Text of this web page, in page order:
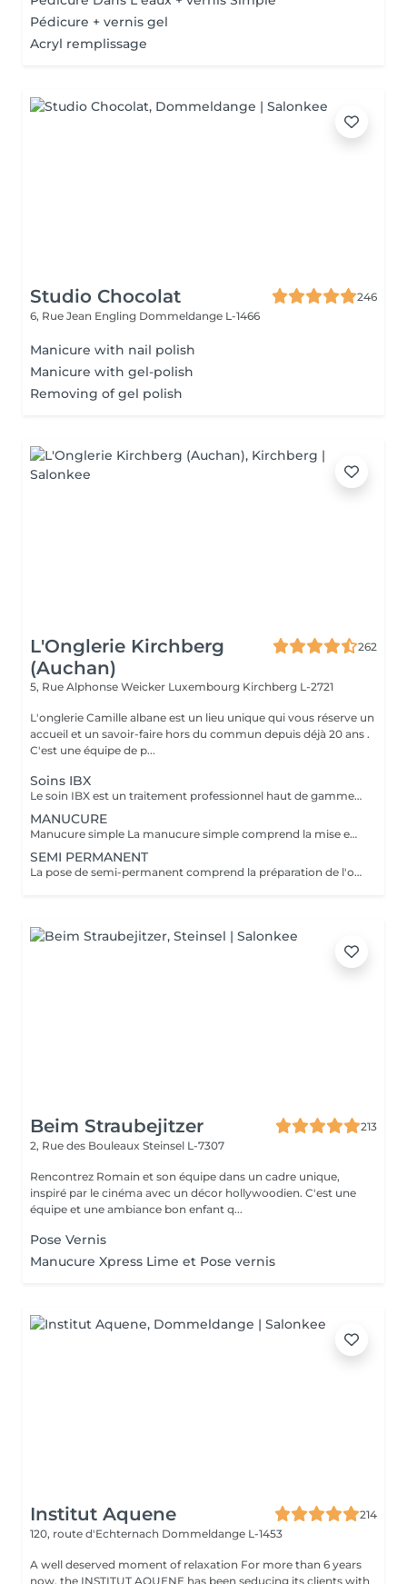
Pédicure + vernis gel
Acryl remplissage
Studio Chocolat
246
6, Rue Jean Engling Dommeldange L-1466
Manicure with nail polish
Manicure with gel-polish
Removing of gel polish
L'Onglerie Kirchberg
(Auchan)
262
5, Rue Alphonse Weicker Luxembourg Kirchberg L-2721
L'onglerie Camille albane est un lieu unique qui vous réserve un
accueil et un savoir-faire hors du commun depuis déjà 20 ans .
C'est une équipe de p...
Soins IBX
Le soin IBX est un traitement professionnel haut de gamme qui répare et renforce les ongles naturels de l'intérieur. Sa technologie innovante pénètre au cur de l'ongle pour restaurer sa structure, limiter la casse et sublimer durablement l'ongle naturel. Idéal pour les ongles fragilisés,il s'intègre parfaitement a une pose de vernis pour une tenue optimale et des ongles visiblement plus forts.
MANUCURE
Manucure simple La manucure simple comprend la mise en forme des ongles, le soin de cuticules et l'application d'une base de soin enrichie en calcium. Idéale si vous souhaitez des ongles propres, nets et renforcés avec une finition naturelle ,sans couleur. Manucure avec vernis La manucure avec vernis comprend la mise en forme des ongles, le soin des cuticules et l'application d'un vernis classique de la couleur de votre choix. Parfaite si vous souhaitez une finition soignée et colorée tout en gardant un rendu naturel. Manucure japonaise La manucure japonaise comprend la mise en forme des ongles, le soin des cuticules et l'application d'une patte enrichie en kératine, cire d'abeille et minéraux, poli directement sur l'ongle. Elle nourrit, renforce et apporte une brillance naturelle durable, idéal pour les ongles fragiles, mots ou abîmer.
SEMI PERMANENT
La pose de semi-permanent comprend la préparation de l'ongle, la mise en forme, le soin des cuticules et l'application de la couleur choisie. Grâce à sa tenue longue durée, le semi-permanent offre une brillance parfaite et une tenue de 2 à 3 semaines, sans ecaillement, pour des ongles impeccables au quotidien.
Beim Straubejitzer
213
2, Rue des Bouleaux Steinsel L-7307
Rencontrez Romain et son équipe dans un cadre unique,
inspiré par le cinéma avec un décor hollywoodien. C'est une
équipe et une ambiance bon enfant q...
Pose Vernis
Manucure Xpress Lime et Pose vernis
Institut Aquene
214
120, route d'Echternach Dommeldange L-1453
A well deserved moment of relaxation For more than 6 years
now, the INSTITUT AQUENE has been seducing its clients with